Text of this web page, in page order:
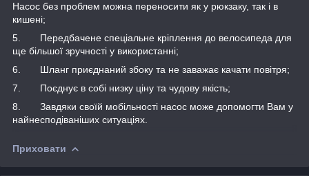
Насос без проблем можна переносити як у рюкзаку, так і в
кишені;
5. Передбачене спеціальне кріплення до велосипеда для
ще більшої зручності у використанні;
6. Шланг приєднаний збоку та не заважає качати повітря;
7. Поєднує в собі низку ціну та чудову якість;
8. Завдяки своїй мобільності насос може допомогти Вам у
найнесподіваніших ситуаціях.
Приховати